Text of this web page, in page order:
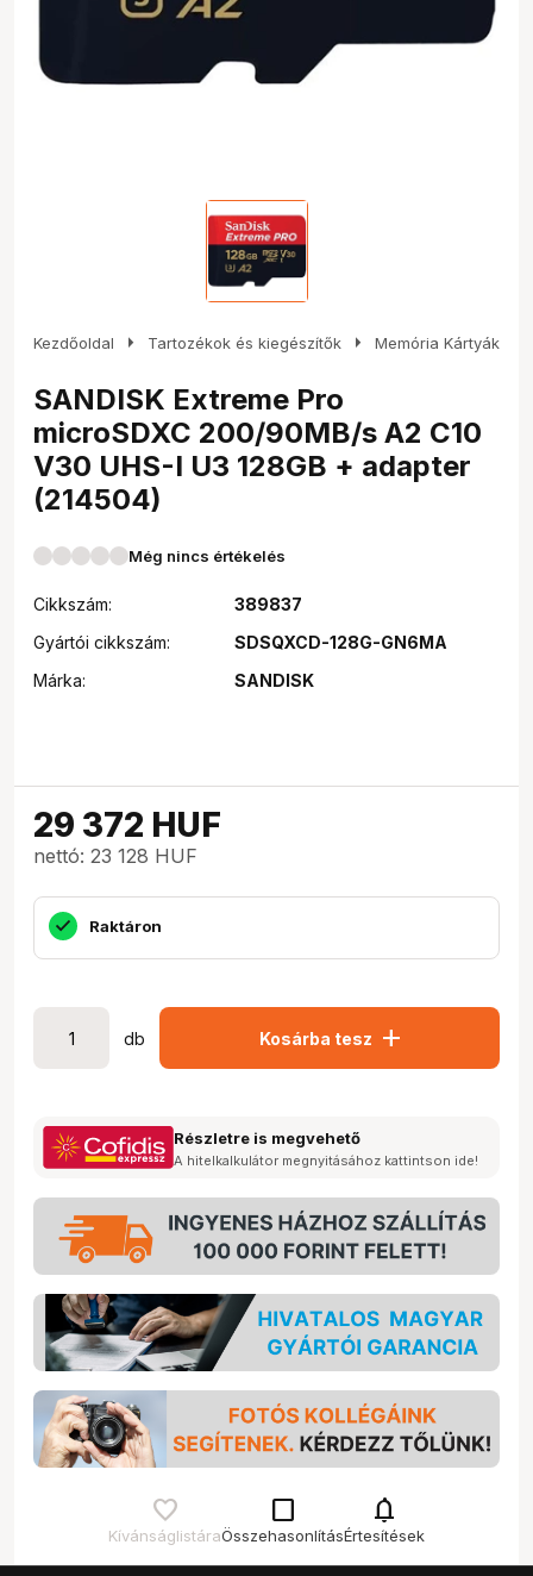
Kezdőoldal arrow_right Tartozékok és kiegészítők arrow_right Memória Kártyák
SANDISK Extreme Pro
microSDXC 200/90MB/s A2 C10
V30 UHS-I U3 128GB + adapter
(214504)
Még nincs értékelés
Cikkszám:
389837
Gyártói cikkszám:
SDSQXCD-128G-GN6MA
Márka:
SANDISK
29 372 HUF
nettó: 23 128 HUF
Raktáron
db Kosárba tesz add
Részletre is megvehető
A hitelkalkulátor megnyitásához kattintson ide!
Kívánságlistára
check_box_outline_blank
Összehasonlítás
notifications
Értesítések